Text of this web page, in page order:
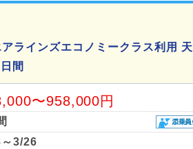
ラインズエコノミークラス利用 天
間
〜958,000円
3/26